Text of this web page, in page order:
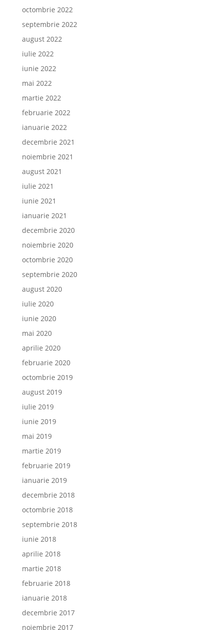
octombrie 2022
septembrie 2022
august 2022
iulie 2022
iunie 2022
mai 2022
martie 2022
februarie 2022
ianuarie 2022
decembrie 2021
noiembrie 2021
august 2021
iulie 2021
iunie 2021
ianuarie 2021
decembrie 2020
noiembrie 2020
octombrie 2020
septembrie 2020
august 2020
iulie 2020
iunie 2020
mai 2020
aprilie 2020
februarie 2020
octombrie 2019
august 2019
iulie 2019
iunie 2019
mai 2019
martie 2019
februarie 2019
ianuarie 2019
decembrie 2018
octombrie 2018
septembrie 2018
iunie 2018
aprilie 2018
martie 2018
februarie 2018
ianuarie 2018
decembrie 2017
noiembrie 2017